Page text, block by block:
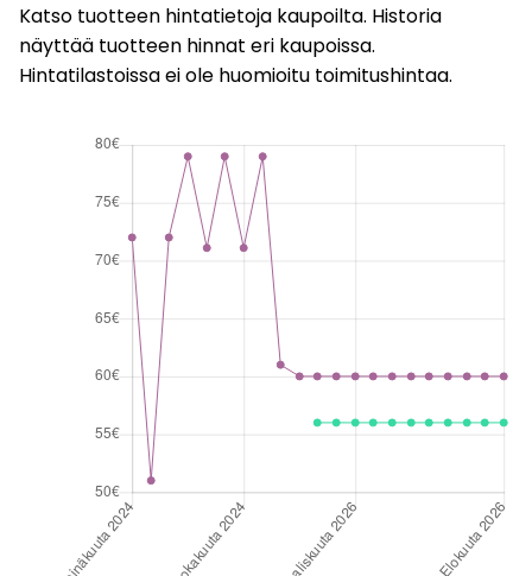
Katso tuotteen hintatietoja kaupoilta. Historia
näyttää tuotteen hinnat eri kaupoissa.
Hintatilastoissa ei ole huomioitu toimitushintaa.